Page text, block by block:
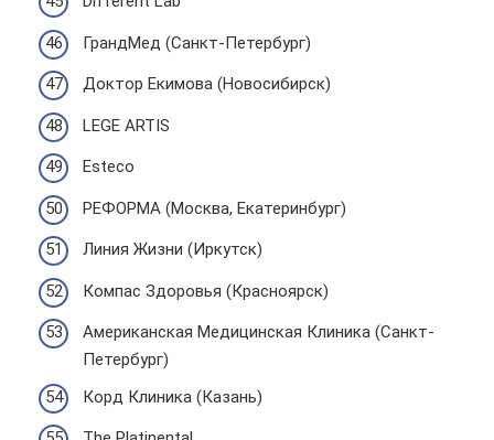
ГрандМед (Санкт-Петербург)
Доктор Екимова (Новосибирск)
LEGE ARTIS
Esteco
РЕФОРМА (Москва, Екатеринбург)
Линия Жизни (Иркутск)
Компас Здоровья (Красноярск)
Американская Медицинская Клиника (Санкт-
Петербург)
Корд Клиника (Казань)